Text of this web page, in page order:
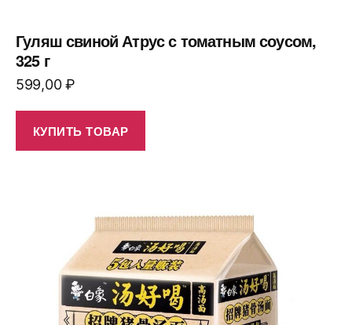
Гуляш свиной Атрус с томатным соусом,
325 г
599,00₽
КУПИТЬ ТОВАР